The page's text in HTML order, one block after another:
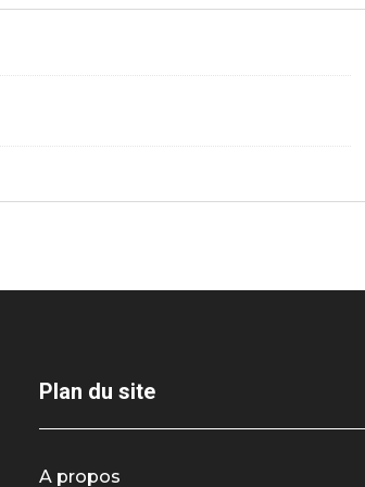
Plan du site
A propos